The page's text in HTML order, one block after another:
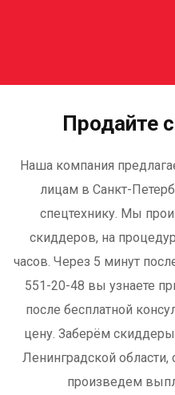
Продайте
Наша компания
лицам в Санкт-
спецтехнику. Мы
скиддеров, на
часов. Через 5 минут
551-20-48 вы узнаете
после бесплатной
цену. Заберём
Ленинградской
произведем